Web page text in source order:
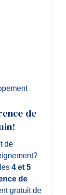
de
de
4 et 5
de
gratuit de